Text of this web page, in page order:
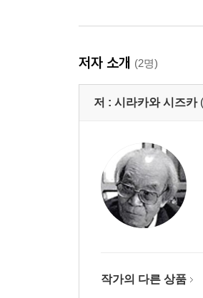
저자 소개 (2명)
저 : 시라카와 시즈카
작가의 다른 상품